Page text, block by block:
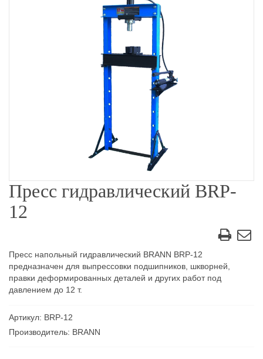
Пресс гидравлический BRP-
12
Пресс напольный гидравлический BRANN BRP-12
предназначен для выпрессовки подшипников, шкворней,
правки деформированных деталей и других работ под
давлением до 12 т.
Артикул: BRP-12
Производитель: BRANN